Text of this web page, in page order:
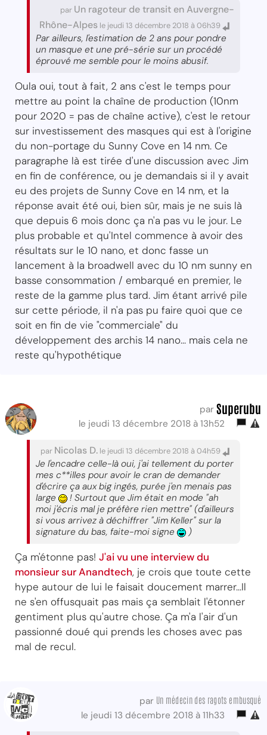
par Un ragoteur de transit en Auvergne-
Rhône-Alpes le jeudi 13 décembre 2018 à 06h39
Par ailleurs, l'estimation de 2 ans pour pondre
un masque et une pré-série sur un procédé
éprouvé me semble pour le moins abusif.
Oula oui, tout à fait, 2 ans c'est le temps pour
mettre au point la chaîne de production (10nm
pour 2020 = pas de chaîne active), c'est le retour
sur investissement des masques qui est à l'origine
du non-portage du Sunny Cove en 14 nm. Ce
paragraphe là est tirée d'une discussion avec Jim
en fin de conférence, ou je demandais si il y avait
eu des projets de Sunny Cove en 14 nm, et la
réponse avait été oui, bien sûr, mais je ne suis là
que depuis 6 mois donc ça n'a pas vu le jour. Le
plus probable et qu'Intel commence à avoir des
résultats sur le 10 nano, et donc fasse un
lancement à la broadwell avec du 10 nm sunny en
basse consommation / embarqué en premier, le
reste de la gamme plus tard. Jim étant arrivé pile
sur cette période, il n'a pas pu faire quoi que ce
soit en fin de vie "commerciale" du
développement des archis 14 nano... mais cela ne
reste qu'hypothétique
par Superubu
le jeudi 13 décembre 2018 à 13h52
par Nicolas D. le jeudi 13 décembre 2018 à 04h59
Je l'encadre celle-là oui, j'ai tellement du porter
mes c**illes pour avoir le cran de demander
d'écrire ça aux big ingés, purée j'en menais pas
large
! Surtout que Jim était en mode "ah
moi j'écris mal je préfère rien mettre" (d'ailleurs
si vous arrivez à déchiffrer "Jim Keller" sur la
signature du bas, faite-moi signe
)
Ça m'étonne pas! J'ai vu une interview du
monsieur sur Anandtech, je crois que toute cette
hype autour de lui le faisait doucement marrer...Il
ne s'en offusquait pas mais ça semblait l'étonner
gentiment plus qu'autre chose. Ça m'a l'air d'un
passionné doué qui prends les choses avec pas
mal de recul.
par Un médecin des ragots embusqué
le jeudi 13 décembre 2018 à 11h33